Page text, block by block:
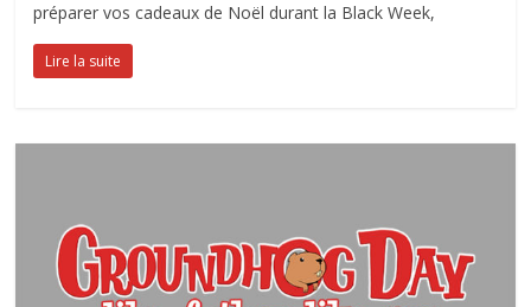
préparer vos cadeaux de Noël durant la Black Week,
Lire la suite